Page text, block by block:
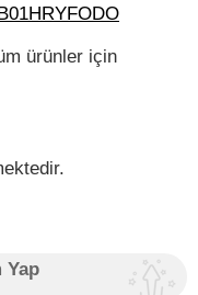
ürünler için
Yap